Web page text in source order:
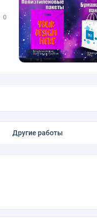
0
Другие работы